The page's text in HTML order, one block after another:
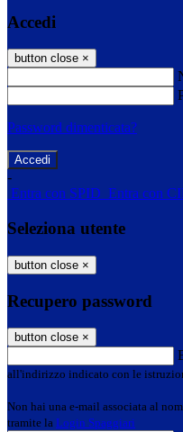
Accedi
button close ×
Password dimenticata?
-
Entra con SPID Entra con
Seleziona utente
button close ×
Recupero password
button close ×
all'indirizzo indicato con le
Non hai una e-mail associata al
tramite la Login Spaggiari